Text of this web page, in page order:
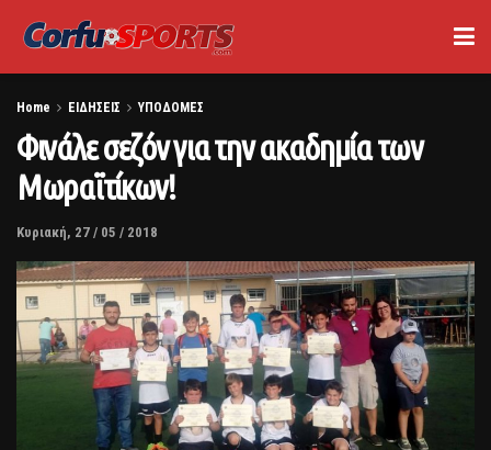
Home ΕΙΔΗΣΕΙΣ ΥΠΟΔΟΜΕΣ
Φινάλε σεζόν για την ακαδημία των
Μωραϊτίκων!
Κυριακή, 27 / 05 / 2018